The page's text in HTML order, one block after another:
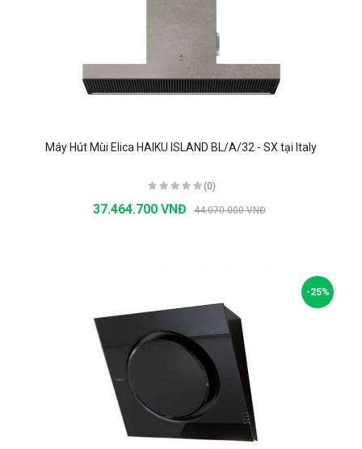
Máy Hút Mùi Elica HAIKU ISLAND BL/A/32 - SX tại Italy
(0)
37.464.700 VNĐ 44.070.000 VNĐ
-25%